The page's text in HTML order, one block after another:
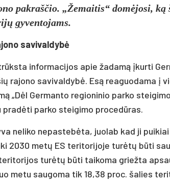
pakraščio. „Žemaitis“ domėjosi,
gyventojams.
savivaldybė
informacijos apie žadamą įkurti
rajono savivaldybė. Esą reaguodama į
„Dėl Germanto regioninio parko
pradėti parko steigimo procedūras.
neliko nepastebėta, juolab kad ji
2030 metų ES teritorijoje turėtų būti
turėtų būti taikoma griežta
metu saugoma tik 18,38 proc. šalies